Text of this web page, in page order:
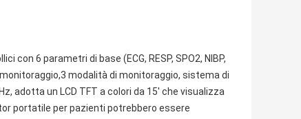
con 6 parametri di base (ECG, RESP, SPO2, NIBP,
monitoraggio,3 modalità di monitoraggio, sistema di
adotta un LCD TFT a colori da 15' che visualizza
portatile per pazienti potrebbero essere